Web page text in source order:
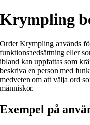
Krympling
Ordet Krympling används
funktionsnedsättning eller
ibland kan uppfattas som
beskriva en person med
medveten om att välja ord
människor.
Exempel på